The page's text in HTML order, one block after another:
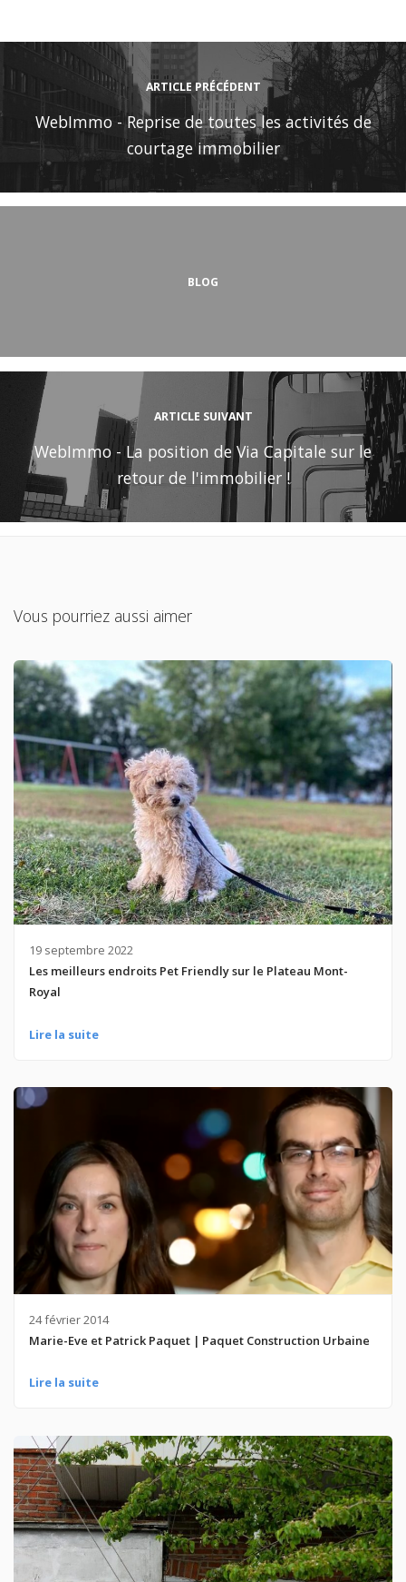
ARTICLE PRÉCÉDENT
WebImmo - Reprise de toutes les activités de
courtage immobilier
BLOG
ARTICLE SUIVANT
WebImmo - La position de Via Capitale sur le
retour de l'immobilier !
Vous pourriez aussi aimer
19 septembre 2022
Les meilleurs endroits Pet Friendly sur le Plateau Mont-
Royal
Lire la suite
24 février 2014
Marie-Eve et Patrick Paquet | Paquet Construction Urbaine
Lire la suite